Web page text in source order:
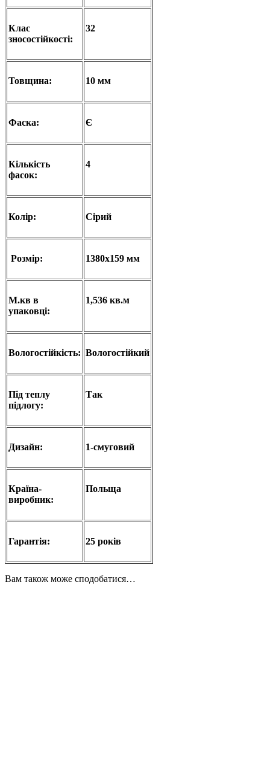
Клас
зносостійкості:
32
Товщина: 10 мм
Фаска: Є
Кількість
фасок:
4
Колір: Сірий
Розмір: 1380х159 мм
М.кв в
упаковці:
1,536 кв.м
Вологостійкість: Вологостійкий
Під теплу
підлогу:
Так
Дизайн: 1-смуговий
Країна-
виробник:
Польща
Гарантія: 25 років
Вам також може сподобатися…